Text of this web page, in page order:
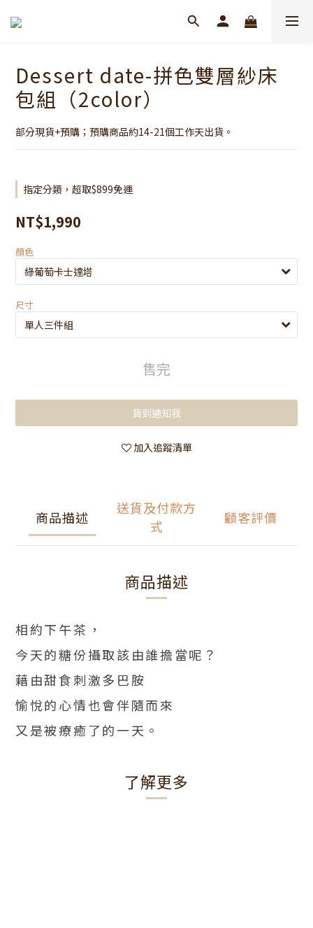
Dessert date-拼色雙層紗床
包組（2color）
部分現貨+預購；預購商品約14-21個工作天出貨。
指定分類，超取$899免運
NT$1,990
顏色
尺寸
售完
貨到通知我
加入追蹤清單
商品描述
送貨及付款方
式
顧客評價
商品描述
相約下午茶，
今天的糖份攝取該由誰擔當呢？
藉由甜食刺激多巴胺
愉悅的心情也會伴隨而來
又是被療癒了的一天。
了解更多